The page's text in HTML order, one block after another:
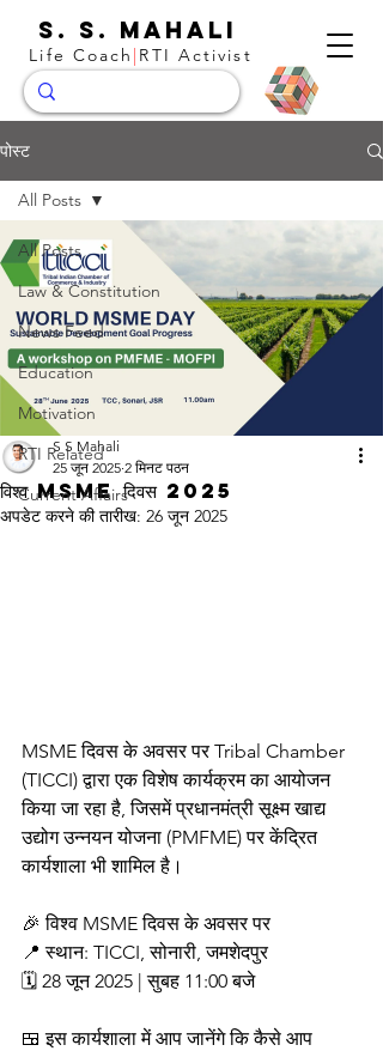
S. S. Mahali
Life Coach | RTI Activist
पोस्ट
All Posts
Law & Constitution
News Feed
Education
Motivation
RTI Related
Current Affairs
All Posts
विश्व MSME दिवस 2025
S S Mahali
25 जून 2025 2 मिनट पठन
अपडेट करने की तारीख: 26 जून 2025
MSME दिवस के अवसर पर Tribal Chamber
(TICCI) द्वारा एक विशेष कार्यक्रम का आयोजन
किया जा रहा है, जिसमें प्रधानमंत्री सूक्ष्म खाद्य
उद्योग उन्नयन योजना (PMFME) पर केंद्रित
कार्यशाला भी शामिल है।
🎉 विश्व MSME दिवस के अवसर पर
📍 स्थान: TICCI, सोनारी, जमशेदपुर
🗓️ 28 जून 2025 | सुबह 11:00 बजे
🍱 इस कार्यशाला में आप जानेंगे कि कैसे आप